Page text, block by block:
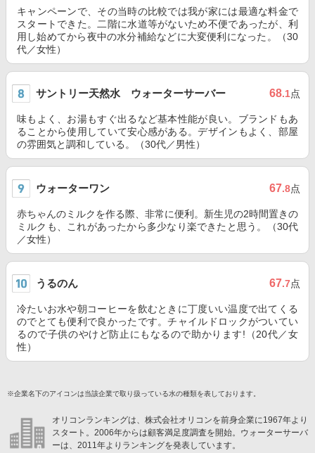
キャンペーンで、その当時の比較では我が家には最適な料金で
スタートできた。二階に水道等がないため不便であったが、利
用し始めてから夜中の水分補給などに大変便利になった。（30
代／女性）
サントリー天然水 ウォーターサーバー 68.1点
味もよく、お湯もすぐ出るなど基本性能が良い。ブランドもあ
ることから使用していて安心感がある。デザインもよく、部屋
の雰囲気と調和している。（30代／男性）
ウォーターワン 67.8点
赤ちゃんのミルクを作る際、非常に便利。新生児の2時間置きの
ミルクも、これがあったから多少なり楽できたと思う。（30代
／女性）
うるのん 67.7点
冷たいお水や朝コーヒーを飲むときに丁度いい温度で出てくる
のでとても便利で良かったです。チャイルドロックがついてい
るので子供のやけど防止にもなるので助かります!（20代／女
性）
※企業名下のアイコンは当該企業で取り扱っている水の種類を表しております。
オリコンランキングは、株式会社オリコンを前身企業に1967年より
スタート。2006年からは顧客満足度調査を開始。ウォーターサーバ
ーは、2011年よりランキングを発表しています。